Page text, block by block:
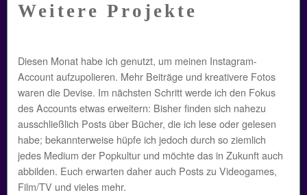
Weitere Projekte
Diesen Monat habe ich genutzt, um meinen Instagram-
Account aufzupolieren. Mehr Beiträge und kreativere Fotos
waren die Devise. Im nächsten Schritt werde ich den Fokus
des Accounts etwas erweitern: Bisher finden sich nahezu
ausschließlich Posts über Bücher, die ich lese oder gelesen
habe; bekannterweise hüpfe ich jedoch durch so ziemlich
jedes Medium der Popkultur und möchte das in Zukunft auch
abbilden. Euch erwarten daher auch Posts zu Videogames,
Film/TV und vieles mehr.